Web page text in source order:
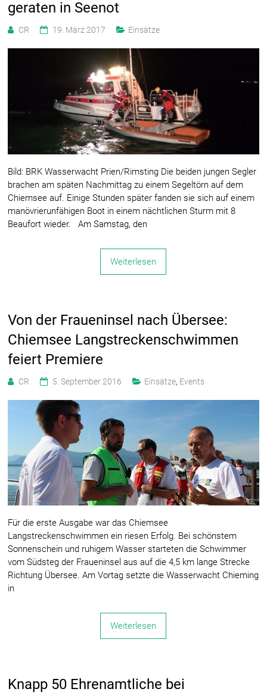
geraten in Seenot
CR 19. März 2017 Einsätze
Bild: BRK Wasserwacht Prien/Rimsting Die beiden jungen Segler
brachen am späten Nachmittag zu einem Segeltörn auf dem
Chiemsee auf. Einige Stunden später fanden sie sich auf einem
manövrierunfähigen Boot in einem nächtlichen Sturm mit 8
Beaufort wieder. Am Samstag, den
Weiterlesen
Von der Fraueninsel nach Übersee:
Chiemsee Langstreckenschwimmen
feiert Premiere
CR 5. September 2016 Einsätze, Events
Für die erste Ausgabe war das Chiemsee
Langstreckenschwimmen ein riesen Erfolg. Bei schönstem
Sonnenschein und ruhigem Wasser starteten die Schwimmer
vom Südsteg der Fraueninsel aus auf die 4,5 km lange Strecke
Richtung Übersee. Am Vortag setzte die Wasserwacht Chieming
in
Weiterlesen
Knapp 50 Ehrenamtliche bei